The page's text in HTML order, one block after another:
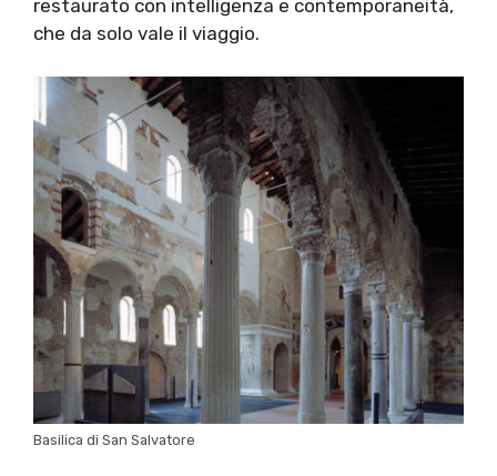
restaurato con intelligenza e contemporaneità,
che da solo vale il viaggio.
Basilica di San Salvatore